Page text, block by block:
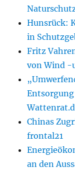
Hunsrück:
in
Fritz
von Wind -
Chinas
frontal21
an den